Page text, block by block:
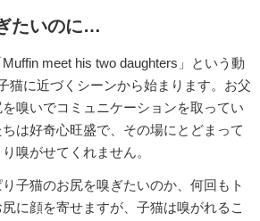
たいのに…
meet his two daughters」という動
猫に近づくシーンから始まります。お父
嗅いでコミュニケーションを取ってい
は好奇心旺盛で、その場にとどまって
嗅がせてくれません。
子猫のお尻を嗅ぎたいのか、何回もト
に顔を寄せますが、子猫は嗅がれるこ